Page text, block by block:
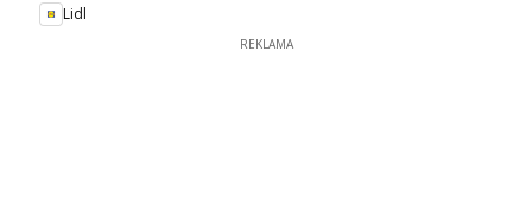
Lidl
REKLAMA